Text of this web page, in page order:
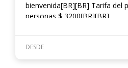
bienvenida[BR][BR] Tarifa del
personas $ 3200[BR][BR]
DESDE